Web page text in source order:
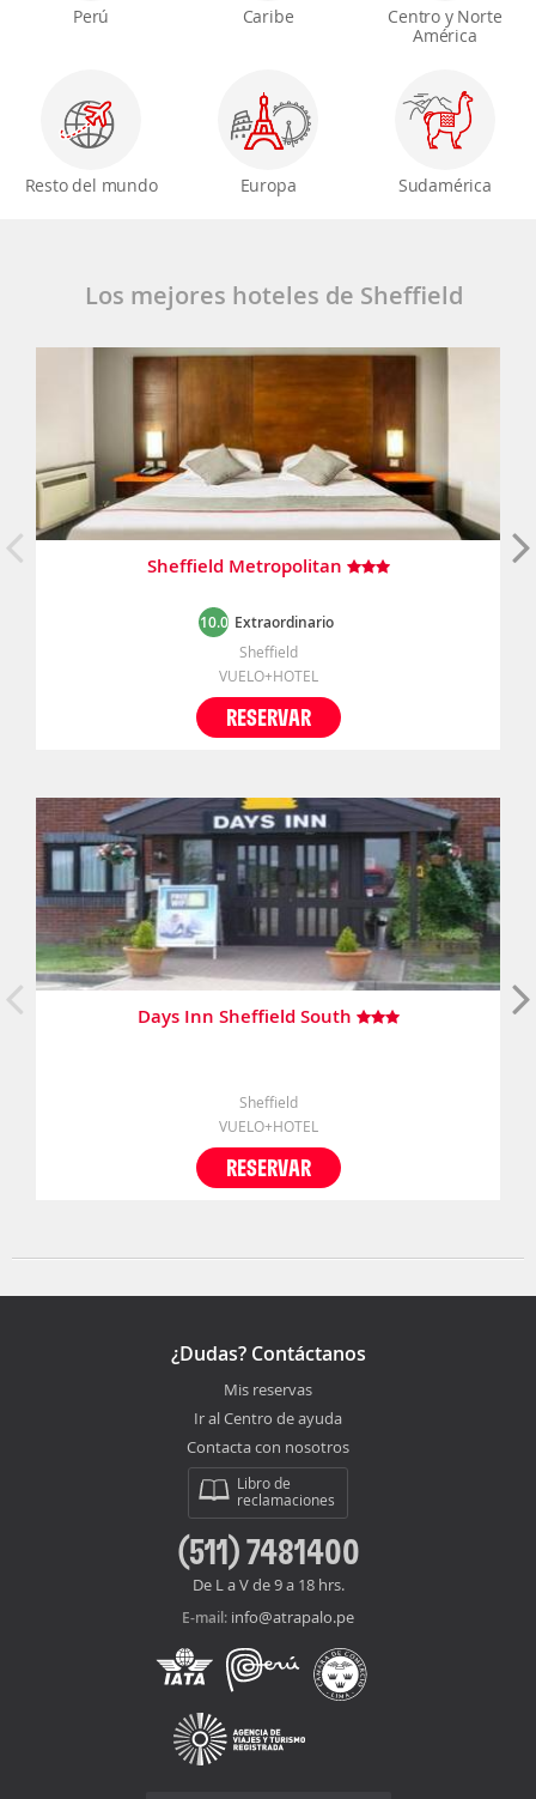
Perú Caribe
Centro y Norte
América
Resto del mundo Europa Sudamérica
Los mejores hoteles de Sheffield
Sheffield Metropolitan
10.0 Extraordinario
Sheffield
VUELO+HOTEL
RESERVAR
Days Inn Sheffield South
Sheffield
VUELO+HOTEL
RESERVAR
¿Dudas? Contáctanos
Mis reservas
Ir al Centro de ayuda
Contacta con nosotros
Libro de
reclamaciones
(511) 7481400
De L a V de 9 a 18 hrs.
E-mail: info@atrapalo.pe